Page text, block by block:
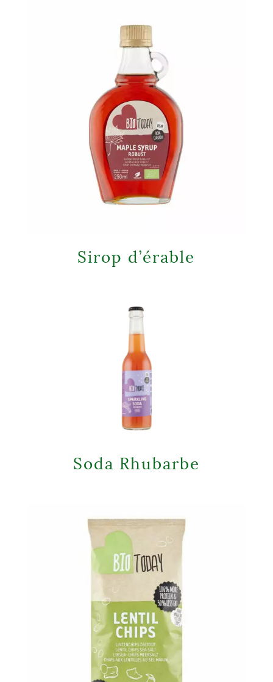
Sirop d’érable
Soda Rhubarbe